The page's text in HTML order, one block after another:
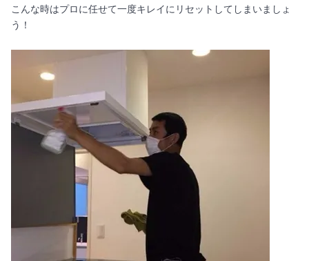
こんな時はプロに任せて一度キレイにリセットしてしまいましょ
う！